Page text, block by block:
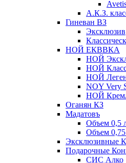
А.К.З.
Гиневан ВЗ
Эксклюзив
НОЙ ЕКВВКА
НОЙ
НОЙ
НОЙ
NOY Very
НОЙ
Оганян КЗ
Мадатовъ
Объем 0,5
Объем
Эксклюзивные
Подарочные
СИС Алко